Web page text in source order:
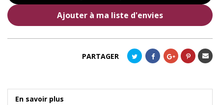
Ajouter à ma liste d'envies
à un
PARTAGER
En savoir plus